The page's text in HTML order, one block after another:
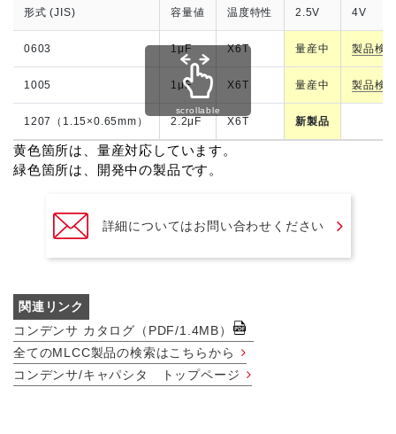
形式 (JIS) 容量値 温度特性 2.5V 4V
0603 1μF X6T 量産中 製品検
1005 1μF X6T 量産中 製品検
1207（1.15×0.65mm） 2.2μF X6T 新製品
scrollable
黄色箇所は、量産対応しています。
緑色箇所は、開発中の製品です。
詳細についてはお問い合わせください
関連リンク
コンデンサ カタログ（PDF/1.4MB）
全てのMLCC製品の検索はこちらから
コンデンサ/キャパシタ トップページ